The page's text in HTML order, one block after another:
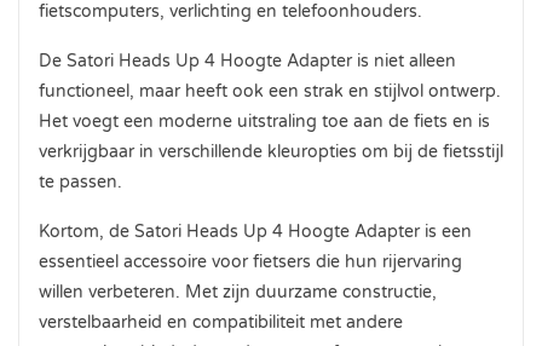
fietscomputers, verlichting en telefoonhouders.
De Satori Heads Up 4 Hoogte Adapter is niet alleen
functioneel, maar heeft ook een strak en stijlvol ontwerp.
Het voegt een moderne uitstraling toe aan de fiets en is
verkrijgbaar in verschillende kleuropties om bij de fietsstijl
te passen.
Kortom, de Satori Heads Up 4 Hoogte Adapter is een
essentieel accessoire voor fietsers die hun rijervaring
willen verbeteren. Met zijn duurzame constructie,
verstelbaarheid en compatibiliteit met andere